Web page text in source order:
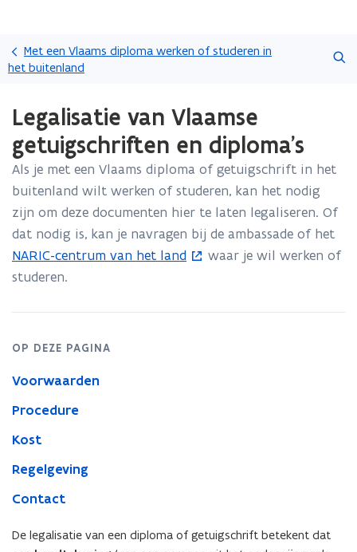
en
gaan
Met een Vlaams diploma werken of studeren in
het buitenland
met
laden.
bevindt
zich
op:
Legalisatie
van
getuigschriften
Legalisatie van Vlaamse
getuigschriften en diploma's
Als je met een Vlaams diploma of getuigschrift in het
buitenland wilt werken of studeren, kan het nodig
zijn om deze documenten hier te laten legaliseren. Of
dat nodig is, kan je navragen bij de ambassade of het
NARIC-centrum van het land
(
o
n
i
n
i
e
u
v
waar je wil werken of
studeren.
OP DEZE PAGINA
Voorwaarden
Procedure
Kost
Regelgeving
Contact
De legalisatie van een diploma of getuigschrift betekent dat